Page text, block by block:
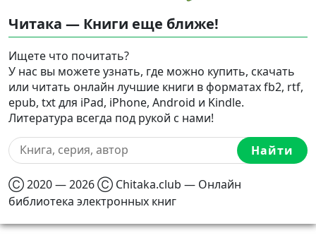
Читака — Книги еще ближе!
Ищете что почитать?
У нас вы можете узнать, где можно купить, скачать
или читать онлайн лучшие книги в форматах fb2, rtf,
epub, txt для iPad, iPhone, Android и Kindle.
Литература всегда под рукой с нами!
Найти
Ⓒ 2020 — 2026 Ⓒ Chitaka.club — Онлайн
библиотека электронных книг